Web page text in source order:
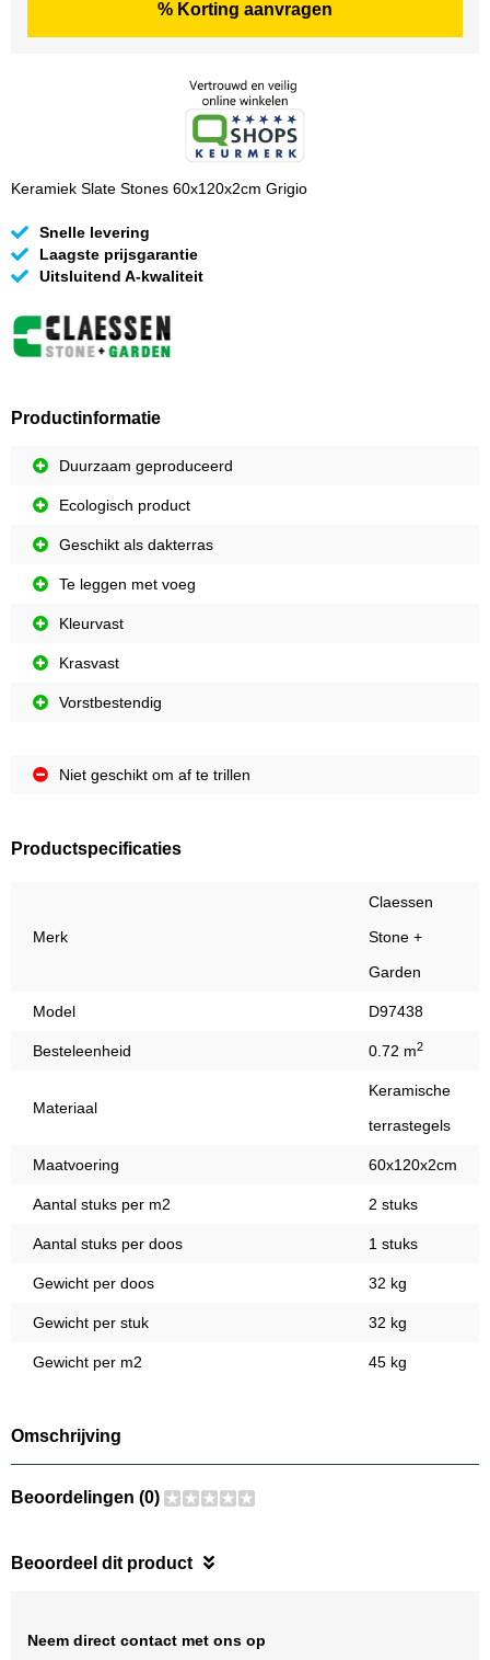
% Korting aanvragen
Keramiek Slate Stones 60x120x2cm Grigio
Snelle levering
Laagste prijsgarantie
Uitsluitend A-kwaliteit
Productinformatie
Duurzaam geproduceerd
Ecologisch product
Geschikt als dakterras
Te leggen met voeg
Kleurvast
Krasvast
Vorstbestendig
Niet geschikt om af te trillen
Productspecificaties
Merk
Claessen
Stone +
Garden
Model D97438
Besteleenheid 0.72 m2
Materiaal
Keramische
terrastegels
Maatvoering 60x120x2cm
Aantal stuks per m2 2 stuks
Aantal stuks per doos 1 stuks
Gewicht per doos 32 kg
Gewicht per stuk 32 kg
Gewicht per m2 45 kg
Omschrijving
Beoordelingen (0)
Beoordeel dit product
Neem direct contact met ons op